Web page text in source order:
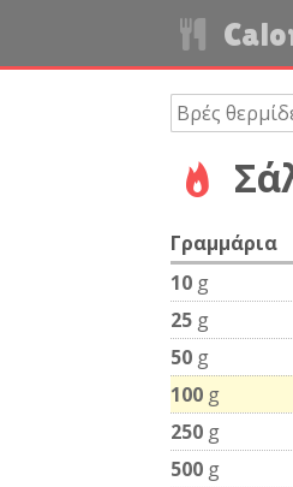
Γραμμάρια
10 g
25 g
50 g
100 g
250 g
500 g